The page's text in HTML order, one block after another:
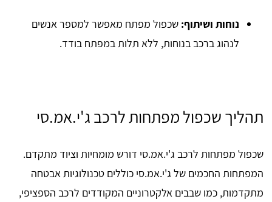
נוחות ושיתוף: שכפול מפתח מאפשר למספר אנשים
לנהוג ברכב בנוחות, ללא תלות במפתח בודד.
תהליך שכפול מפתחות לרכב ג'י.אמ.סי
שכפול מפתחות לרכב ג'י.אמ.סי דורש מומחיות וציוד מתקדם.
המפתחות החכמים של ג'י.אמ.סי כוללים טכנולוגיות אבטחה
מתקדמות, כמו שבבים אלקטרוניים המקודדים לרכב הספציפי,